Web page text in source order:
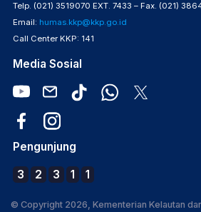
Telp. (021) 3519070 EXT. 7433 – Fax. (021)
Email: humas.kkp@kkp.go.id
Call Center KKP: 141
Media Sosial
Pengunjung
3 2 3 1 1
© Copyright 2026, Kementerian Kelautan